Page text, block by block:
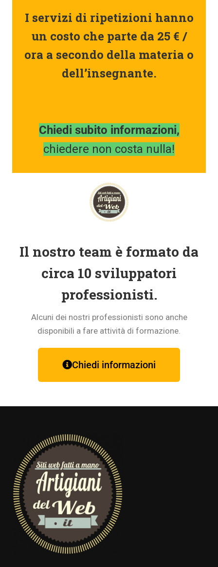
I servizi di ripetizioni hanno
un costo che parte da 25 € /
ora a secondo della materia o
dell’insegnante.
Chiedi subito informazioni,
chiedere non costa nulla!
Il nostro team è formato da
circa 10 sviluppatori
professionisti.
Alcuni dei nostri professionisti sono anche
disponibili a fare attività di formazione.
Chiedi informazioni